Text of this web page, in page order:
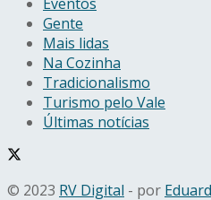
Gente
Mais lidas
Na Cozinha
Tradicionalismo
Turismo pelo Vale
Últimas notícias
© 2023 RV Digital - por